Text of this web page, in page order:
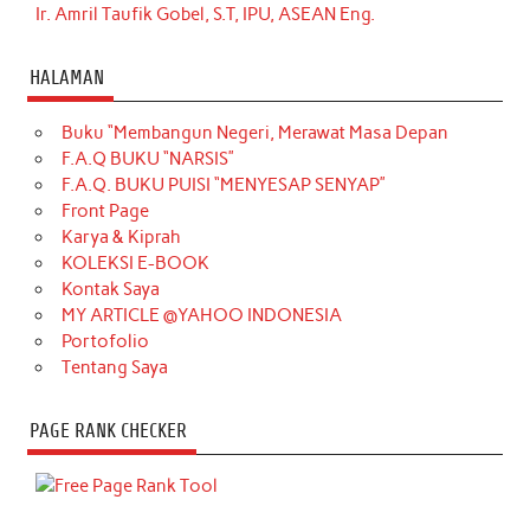
Ir. Amril Taufik Gobel, S.T, IPU, ASEAN Eng.
HALAMAN
Buku “Membangun Negeri, Merawat Masa Depan
F.A.Q BUKU “NARSIS”
F.A.Q. BUKU PUISI “MENYESAP SENYAP”
Front Page
Karya & Kiprah
KOLEKSI E-BOOK
Kontak Saya
MY ARTICLE @YAHOO INDONESIA
Portofolio
Tentang Saya
PAGE RANK CHECKER